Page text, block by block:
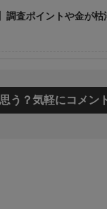
調査ポイントや金が
う？気軽にコメン